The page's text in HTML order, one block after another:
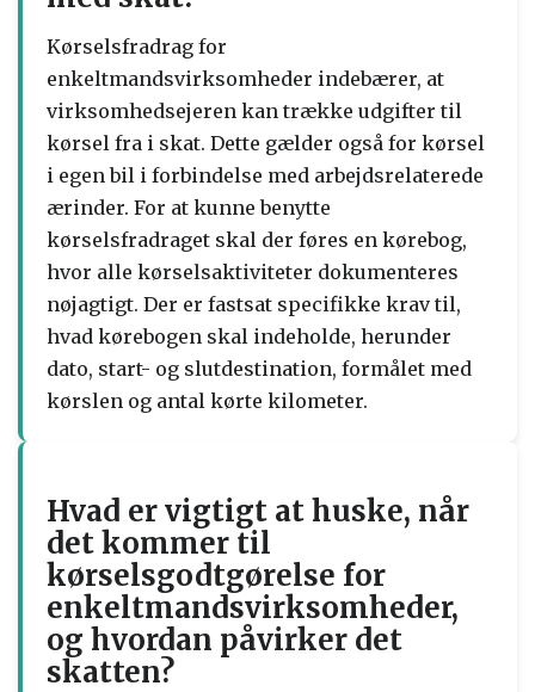
Kørselsfradrag for
enkeltmandsvirksomheder indebærer, at
virksomhedsejeren kan trække udgifter til
kørsel fra i skat. Dette gælder også for kørsel
i egen bil i forbindelse med arbejdsrelaterede
ærinder. For at kunne benytte
kørselsfradraget skal der føres en kørebog,
hvor alle kørselsaktiviteter dokumenteres
nøjagtigt. Der er fastsat specifikke krav til,
hvad kørebogen skal indeholde, herunder
dato, start- og slutdestination, formålet med
kørslen og antal kørte kilometer.
Hvad er vigtigt at huske, når
det kommer til
kørselsgodtgørelse for
enkeltmandsvirksomheder,
og hvordan påvirker det
skatten?